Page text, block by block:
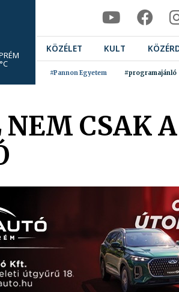
KÖZÉLET KULT
#Pannon Egyetem #programajánló
CSAK